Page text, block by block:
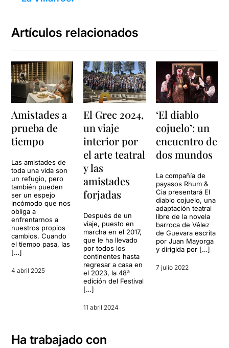
Artículos relacionados
Amistades a
prueba de
tiempo
Las amistades de
toda una vida son
un refugio, pero
también pueden
ser un espejo
incómodo que nos
obliga a
enfrentarnos a
nuestros propios
cambios. Cuando
el tiempo pasa, las
[…]
4 abril 2025
El Grec 2024,
un viaje
interior por
el arte teatral
y las
amistades
forjadas
Después de un
viaje, puesto en
marcha en el 2017,
que le ha llevado
por todos los
continentes hasta
regresar a casa en
el 2023, la 48ª
edición del Festival
[…]
11 abril 2024
‘El diablo
cojuelo’: un
encuentro de
dos mundos
La compañía de
payasos Rhum &
Cia presentará El
diablo cojuelo, una
adaptación teatral
libre de la novela
barroca de Vélez
de Guevara escrita
por Juan Mayorga
y dirigida por […]
7 julio 2022
Ha trabajado con